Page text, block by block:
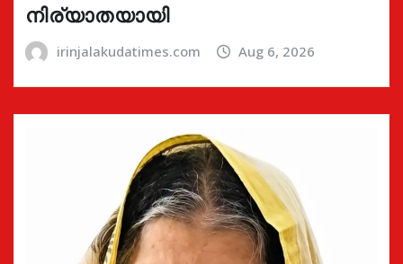
നിര്യാതയായി
irinjalakudatimes.com Aug 6, 2026